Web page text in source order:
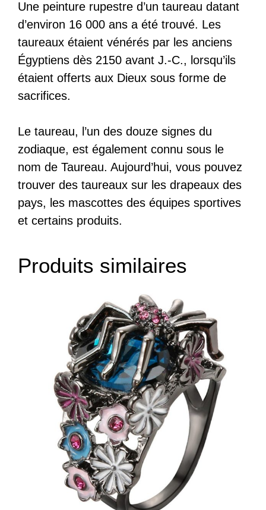
Une peinture rupestre d’un taureau datant
d’environ 16 000 ans a été trouvé. Les
taureaux étaient vénérés par les anciens
Égyptiens dès 2150 avant J.-C., lorsqu’ils
étaient offerts aux Dieux sous forme de
sacrifices.
Le taureau, l’un des douze signes du
zodiaque, est également connu sous le
nom de Taureau. Aujourd’hui, vous pouvez
trouver des taureaux sur les drapeaux des
pays, les mascottes des équipes sportives
et certains produits.
Produits similaires